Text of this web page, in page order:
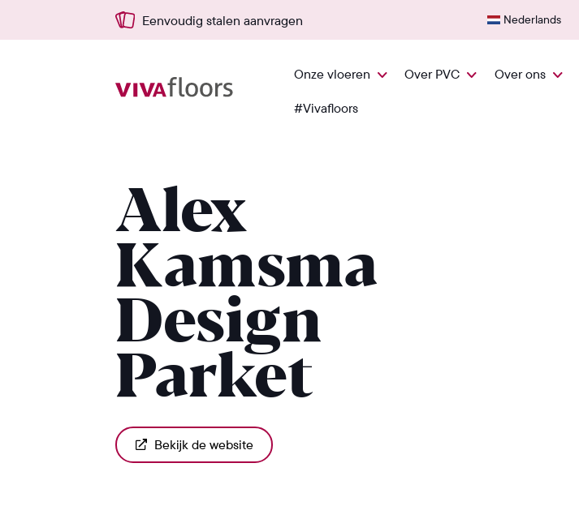
Eenvoudig stalen aanvragen Snel vanuit NL geleverd
Nederlands
Onze vloeren Over PVC Over ons
#Vivafloors
Alex
Kamsma
Design
Parket
Bekijk de website